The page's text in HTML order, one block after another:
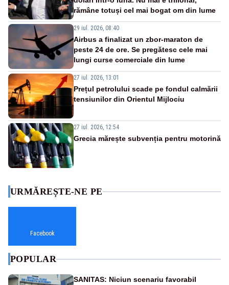
rămâne totuși cel mai bogat om din lume
29 iul. 2026, 08:40
Airbus a finalizat un zbor-maraton de
peste 24 de ore. Se pregătesc cele mai
lungi curse comerciale din lume
27 iul. 2026, 13:01
Prețul petrolului scade pe fondul calmării
tensiunilor din Orientul Mijlociu
27 iul. 2026, 12:54
Grecia mărește subvenția pentru motorină
URMĂREȘTE-NE PE
Facebook
POPULAR
SANITAS: Niciun scenariu favorabil